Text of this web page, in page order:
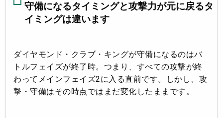
守備になるタイミングと攻撃力が元に戻るタ
イミングは違います
ダイヤモンド・クラブ・キングが守備になるのはバ
トルフェイズが終了時。つまり、すべての攻撃が終
わってメインフェイズ2に入る直前です。しかし、攻
撃・守備はその時点ではまだ変化したままです。